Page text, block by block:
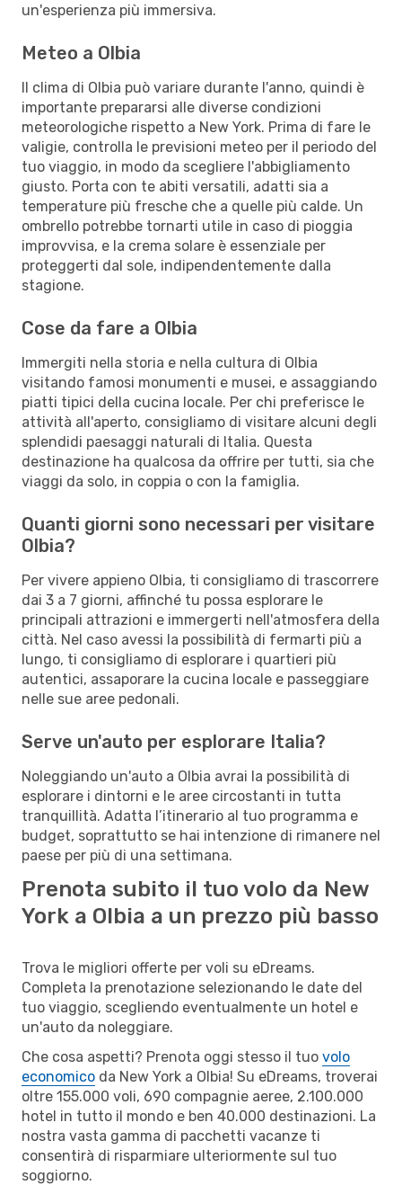
un'esperienza più immersiva.
Meteo a Olbia
Il clima di Olbia può variare durante l'anno, quindi è
importante prepararsi alle diverse condizioni
meteorologiche rispetto a New York. Prima di fare le
valigie, controlla le previsioni meteo per il periodo del
tuo viaggio, in modo da scegliere l'abbigliamento
giusto. Porta con te abiti versatili, adatti sia a
temperature più fresche che a quelle più calde. Un
ombrello potrebbe tornarti utile in caso di pioggia
improvvisa, e la crema solare è essenziale per
proteggerti dal sole, indipendentemente dalla
stagione.
Cose da fare a Olbia
Immergiti nella storia e nella cultura di Olbia
visitando famosi monumenti e musei, e assaggiando
piatti tipici della cucina locale. Per chi preferisce le
attività all'aperto, consigliamo di visitare alcuni degli
splendidi paesaggi naturali di Italia. Questa
destinazione ha qualcosa da offrire per tutti, sia che
viaggi da solo, in coppia o con la famiglia.
Quanti giorni sono necessari per visitare
Olbia?
Per vivere appieno Olbia, ti consigliamo di trascorrere
dai 3 a 7 giorni, affinché tu possa esplorare le
principali attrazioni e immergerti nell'atmosfera della
città. Nel caso avessi la possibilità di fermarti più a
lungo, ti consigliamo di esplorare i quartieri più
autentici, assaporare la cucina locale e passeggiare
nelle sue aree pedonali.
Serve un'auto per esplorare Italia?
Noleggiando un'auto a Olbia avrai la possibilità di
esplorare i dintorni e le aree circostanti in tutta
tranquillità. Adatta l’itinerario al tuo programma e
budget, soprattutto se hai intenzione di rimanere nel
paese per più di una settimana.
Prenota subito il tuo volo da New
York a Olbia a un prezzo più basso
Trova le migliori offerte per voli su eDreams.
Completa la prenotazione selezionando le date del
tuo viaggio, scegliendo eventualmente un hotel e
un'auto da noleggiare.
Che cosa aspetti? Prenota oggi stesso il tuo volo
economico da New York a Olbia! Su eDreams, troverai
oltre 155.000 voli, 690 compagnie aeree, 2.100.000
hotel in tutto il mondo e ben 40.000 destinazioni. La
nostra vasta gamma di pacchetti vacanze ti
consentirà di risparmiare ulteriormente sul tuo
soggiorno.